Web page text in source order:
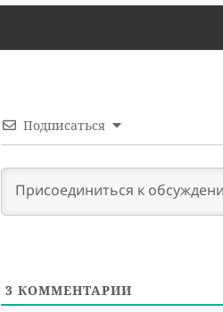
Подписаться
3 КОММЕНТАРИИ